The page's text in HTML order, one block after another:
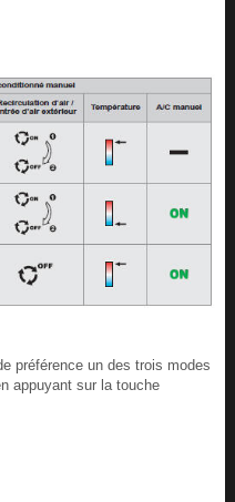
préférence un des trois modes
appuyant sur la touche